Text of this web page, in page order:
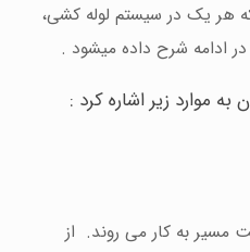
هر یک در سيستم لوله کشی،
ادامه شرح داده میشود .
موارد زیر اشاره کرد :
مسير به کار می روند. از